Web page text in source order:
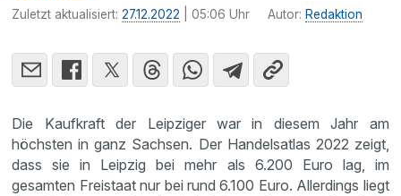
Zuletzt aktualisiert:27.12.2022 | 05:06 Uhr Autor: Redaktion
Die Kaufkraft der Leipziger war in diesem Jahr am
höchsten in ganz Sachsen. Der Handelsatlas 2022 zeigt,
dass sie in Leipzig bei mehr als 6.200 Euro lag, im
gesamten Freistaat nur bei rund 6.100 Euro. Allerdings liegt